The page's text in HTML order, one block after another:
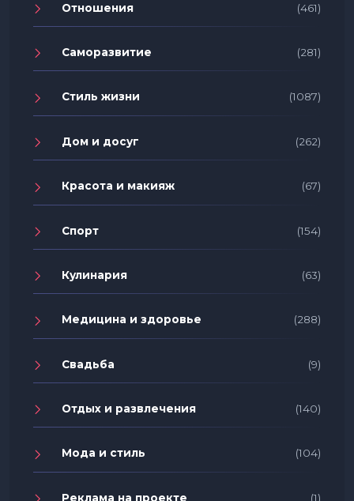
Отношения (461)
Саморазвитие (281)
Стиль жизни (1087)
Дом и досуг (262)
Красота и макияж (67)
Спорт (154)
Кулинария (63)
Медицина и здоровье (288)
Свадьба (9)
Отдых и развлечения (140)
Мода и стиль (104)
Реклама на проекте (1)